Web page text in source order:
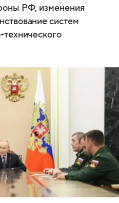
РФ, изменения
систем
технического